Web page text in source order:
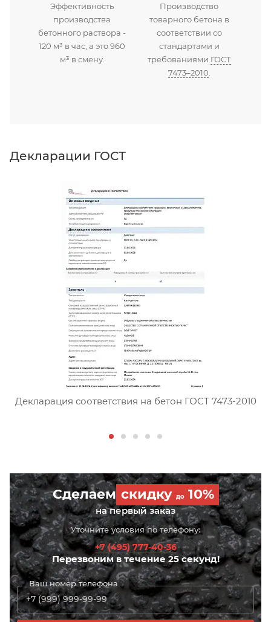
Эффективность
производства
бетонного раствора -
120 м³ в час, а это 960
м³ в смену.
Производство
товарного бетона в
соответствии со
стандартами и
требованиями ГОСТ
7473–2010
Декларации ГОСТ
Сертификат соответствия
Декларация соответствия на бетон ГОСТ 7473-2010
Сделаем скидку до10%
на первый заказ
Уточните условия по телефону:
+7 (495) 777-40-36
Перезвоним в течение 25 секунд!
Ваш номер телефона